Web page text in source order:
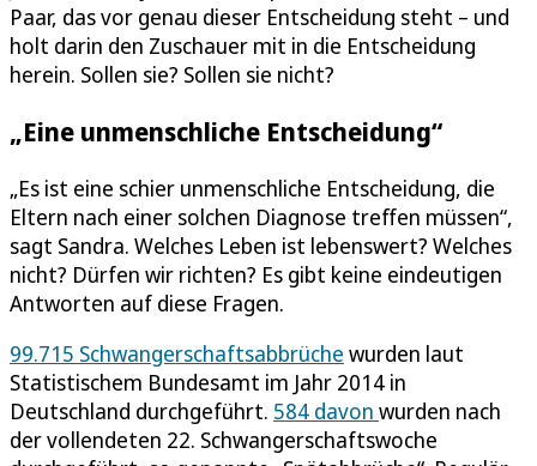
Paar, das vor genau dieser Entscheidung steht – und
holt darin den Zuschauer mit in die Entscheidung
herein. Sollen sie? Sollen sie nicht?
„Eine unmenschliche Entscheidung“
„Es ist eine schier unmenschliche Entscheidung, die
Eltern nach einer solchen Diagnose treffen müssen“,
sagt Sandra. Welches Leben ist lebenswert? Welches
nicht? Dürfen wir richten? Es gibt keine eindeutigen
Antworten auf diese Fragen.
99.715 Schwangerschaftsabbrüche wurden laut
Statistischem Bundesamt im Jahr 2014 in
Deutschland durchgeführt. 584 davon wurden nach
der vollendeten 22. Schwangerschaftswoche